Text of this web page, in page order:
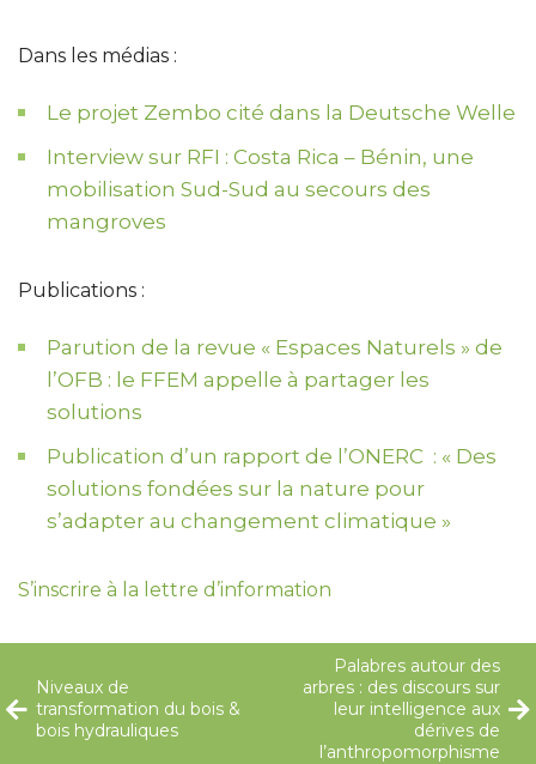
Dans les médias :
Le projet Zembo cité dans la Deutsche Welle
Interview sur RFI : Costa Rica – Bénin, une
mobilisation Sud-Sud au secours des
mangroves
Publications :
Parution de la revue « Espaces Naturels » de
l’OFB : le FFEM appelle à partager les
solutions
Publication d’un rapport de l’ONERC : « Des
solutions fondées sur la nature pour
s’adapter au changement climatique »
S’inscrire à la lettre d’information
Niveaux de
transformation du bois &
bois hydrauliques
Palabres autour des
arbres : des discours sur
leur intelligence aux
dérives de
l’anthropomorphisme